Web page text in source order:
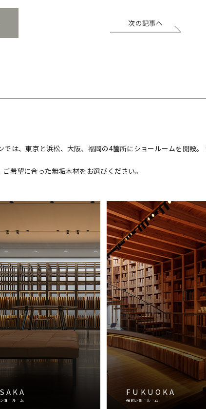
次の記事へ
は、東京と浜松、大阪、福岡の4箇所にショールームを開設。
希望に合った無垢木材をお選びください。
ョールーム
FUKUOKA
福岡ショールーム